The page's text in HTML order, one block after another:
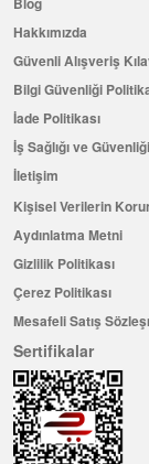
Hakkımızda
Güvenli Alışveriş
Bilgi Güvenliği
İade Politikası
İş Sağlığı ve
İletişim
Kişisel Verilerin
Aydınlatma Metni
Gizlilik Politikası
Çerez Politikası
Mesafeli Satış
Sertifikalar